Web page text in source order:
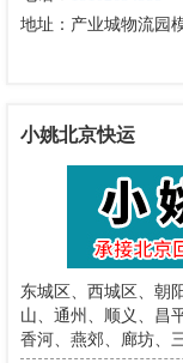
地址： 产业城物流园
小姚北京快运
东城区、西城区、朝
山、通州、顺义、昌
香河、燕郊、廊坊、